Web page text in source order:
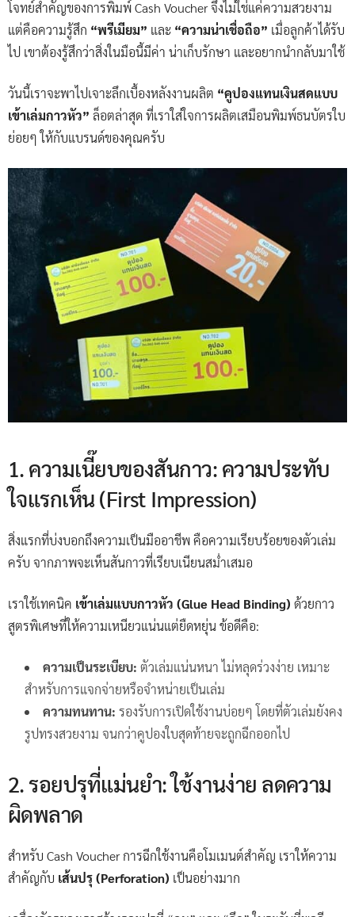
โจทย์สำคัญของการพิมพ์ Cash Voucher จึงไม่ใช่แค่ความสวยงาม
แต่คือความรู้สึก “พรีเมียม” และ “ความน่าเชื่อถือ” เมื่อลูกค้าได้รับ
ไป เขาต้องรู้สึกว่าสิ่งในมือนี้มีค่า น่าเก็บรักษา และอยากนำกลับมาใช้
วันนี้เราจะพาไปเจาะลึกเบื้องหลังงานผลิต “คูปองแทนเงินสดแบบ
เข้าเล่มกาวหัว” ล็อตล่าสุด ที่เราใส่ใจการผลิตเสมือนพิมพ์ธนบัตรใบ
ย่อยๆ ให้กับแบรนด์ของคุณครับ
1. ความเนี๊ยบของสันกาว: ความประทับ
ใจแรกเห็น (First Impression)
สิ่งแรกที่บ่งบอกถึงความเป็นมืออาชีพ คือความเรียบร้อยของตัวเล่ม
ครับ จากภาพจะเห็นสันกาวที่เรียบเนียนสม่ำเสมอ
เราใช้เทคนิค เข้าเล่มแบบกาวหัว (Glue Head Binding) ด้วยกาว
สูตรพิเศษที่ให้ความเหนียวแน่นแต่ยืดหยุ่น ข้อดีคือ:
ความเป็นระเบียบ: ตัวเล่มแน่นหนา ไม่หลุดร่วงง่าย เหมาะ
สำหรับการแจกจ่ายหรือจำหน่ายเป็นเล่ม
ความทนทาน: รองรับการเปิดใช้งานบ่อยๆ โดยที่ตัวเล่มยังคง
รูปทรงสวยงาม จนกว่าคูปองใบสุดท้ายจะถูกฉีกออกไป
2. รอยปรุที่แม่นยำ: ใช้งานง่าย ลดความ
ผิดพลาด
สำหรับ Cash Voucher การฉีกใช้งานคือโมเมนต์สำคัญ เราให้ความ
สำคัญกับ เส้นปรุ (Perforation) เป็นอย่างมาก